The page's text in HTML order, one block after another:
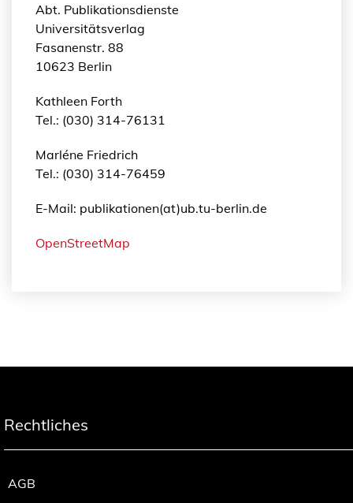
Abt. Publikationsdienste
Universitätsverlag
Fasanenstr. 88
10623 Berlin
Kathleen Forth
Tel.: (030) 314-76131
Marléne Friedrich
Tel.: (030) 314-76459
E-Mail: publikationen(at)ub.tu-berlin.de
OpenStreetMap
Rechtliches
AGB